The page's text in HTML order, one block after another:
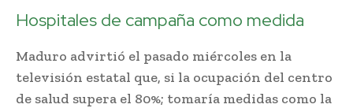
Hospitales de campaña como medida
Maduro advirtió el pasado miércoles en la
televisión estatal que, si la ocupación del centro
de salud supera el 80%; tomaría medidas como la